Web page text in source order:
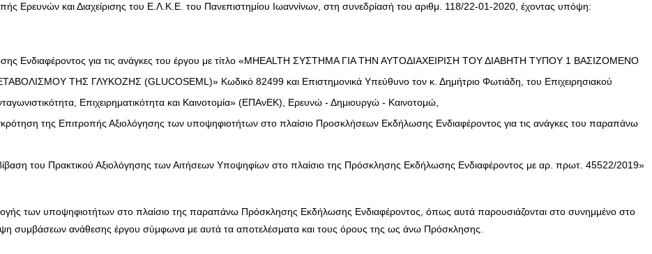
Ερευνών και Διαχείρισης του Ε.Λ.Κ.Ε. του Πανεπιστημίου Ιωαννίνων, στη συνεδρίασή του αριθμ. 118/22-01-2020, έχοντας υπόψη:
Ενδιαφέροντος για τις ανάγκες του έργου με τίτλο «MHEALTH ΣΥΣΤΗΜΑ ΓΙΑ ΤΗΝ ΑΥΤΟΔΙΑΧΕΙΡΙΣΗ ΤΟΥ ΔΙΑΒΗΤΗ ΤΥΠΟΥ 1 ΒΑΣΙΖΟΜΕΝΟ
ΤΗΣ ΓΛΥΚΟΖΗΣ (GLUCOSEML)» Κωδικό 82499 και Επιστημονικά Υπεύθυνο τον κ. Δημήτριο Φωτιάδη, του Επιχειρησιακού
Επιχειρηματικότητα και Καινοτομία» (ΕΠΑνΕΚ), Ερευνώ - Δημιουργώ - Καινοτομώ,
της Επιτροπής Αξιολόγησης των υποψηφιοτήτων στο πλαίσιο Προσκλήσεων Εκδήλωσης Ενδιαφέροντος για τις ανάγκες του παραπάνω
του Πρακτικού Αξιολόγησης των Αιτήσεων Υποψηφίων στο πλαίσιο της Πρόσκλησης Εκδήλωσης Ενδιαφέροντος με αρ. πρωτ. 45522/2019»
των υποψηφιοτήτων στο πλαίσιο της παραπάνω Πρόσκλησης Εκδήλωσης Ενδιαφέροντος, όπως αυτά παρουσιάζονται στο συνημμένο στο
συμβάσεων ανάθεσης έργου σύμφωνα με αυτά τα αποτελέσματα και τους όρους της ως άνω Πρόσκλησης.